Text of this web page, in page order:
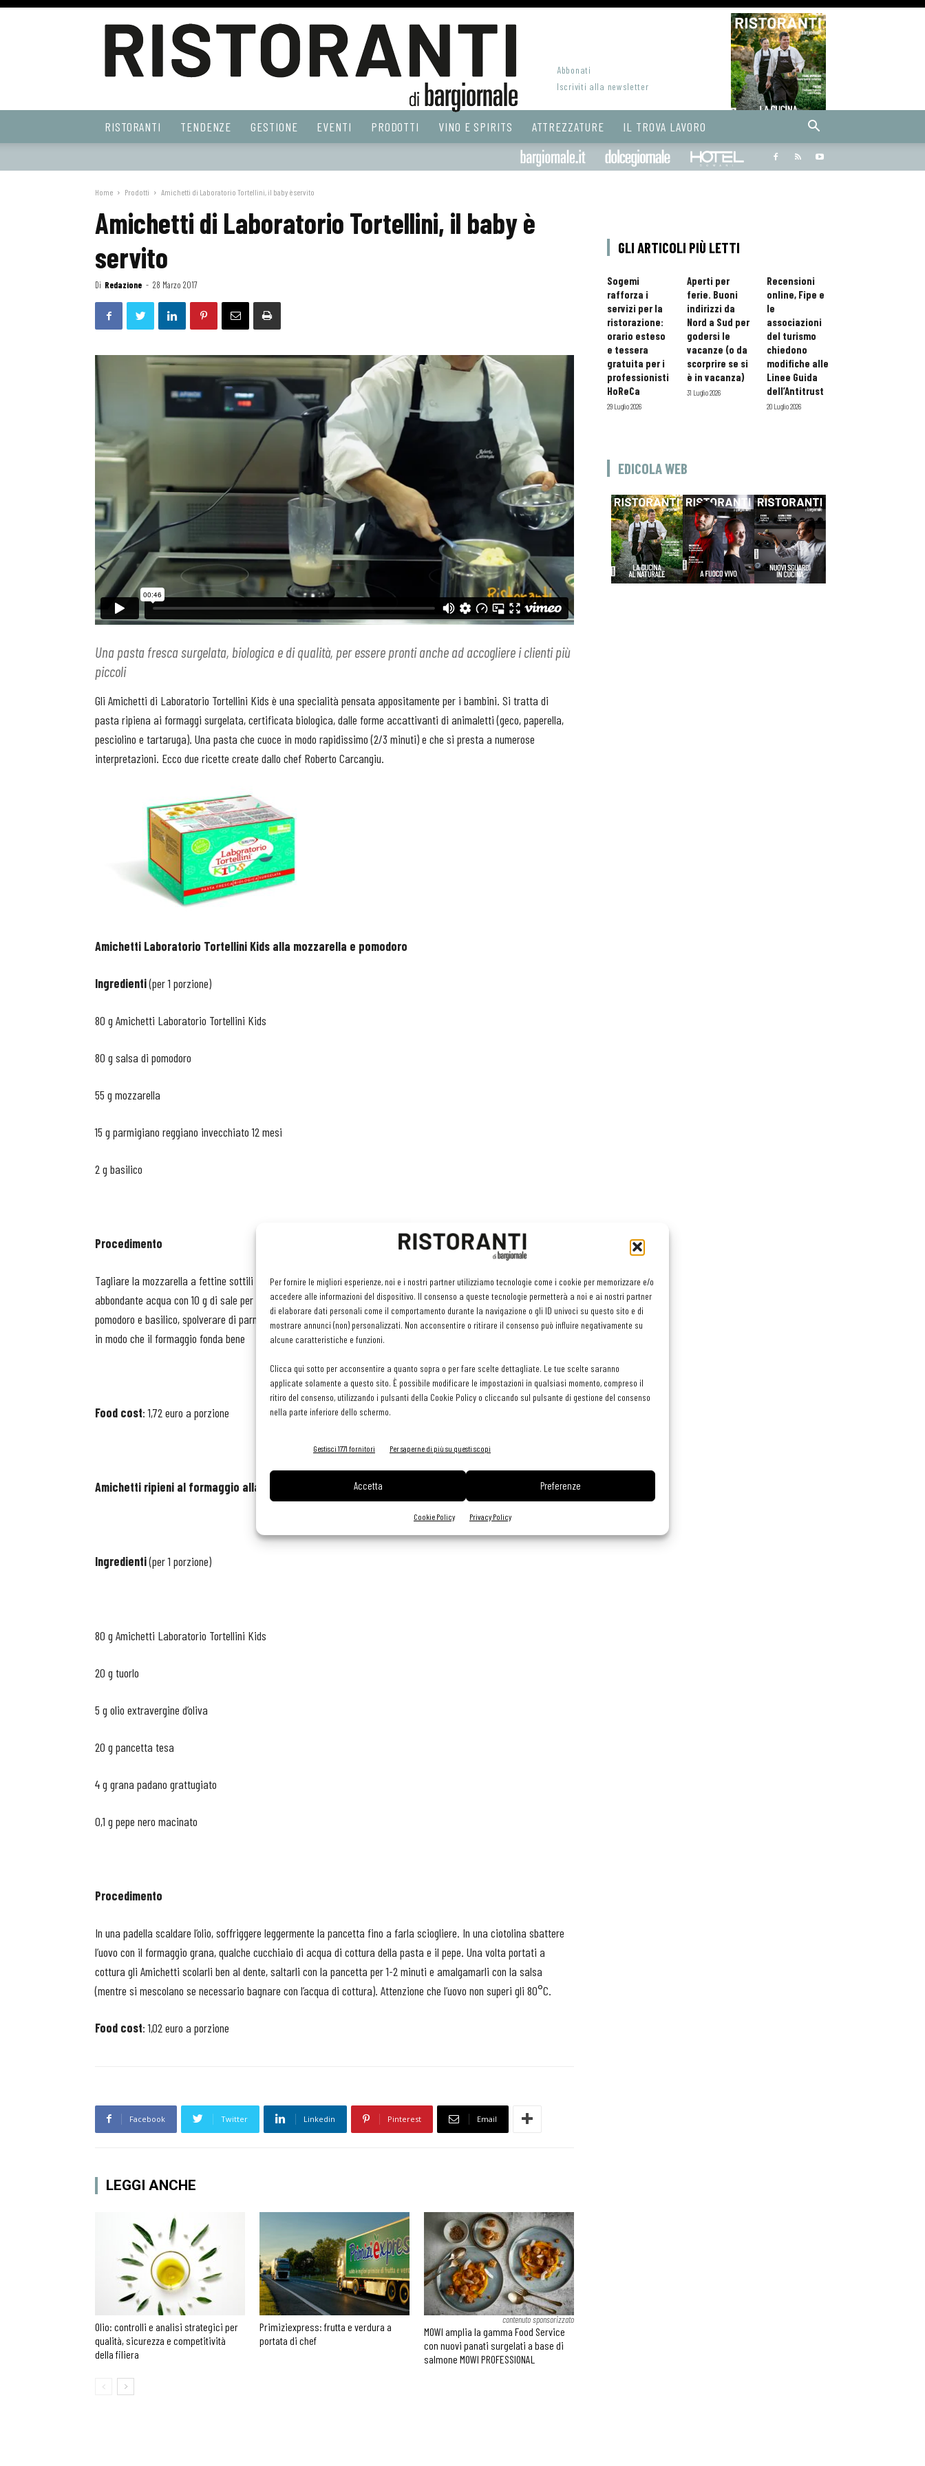
Per fornire le migliori esperienze, noi e i nostri partner utilizziamo tecnologie come i cookie per memorizzare e/o
accedere alle informazioni del dispositivo. Il consenso a queste tecnologie permetterà a noi e ai nostri partner
di elaborare dati personali come il comportamento durante la navigazione o gli ID univoci su questo sito e di
mostrare annunci (non) personalizzati. Non acconsentire o ritirare il consenso può influire negativamente su
alcune caratteristiche e funzioni.
Clicca qui sotto per acconsentire a quanto sopra o per fare scelte dettagliate. Le tue scelte saranno
applicate solamente a questo sito. È possibile modificare le impostazioni in qualsiasi momento, compreso il
ritiro del consenso, utilizzando i pulsanti della Cookie Policy o cliccando sul pulsante di gestione del consenso
nella parte inferiore dello schermo.
Gestisci 1771 fornitori Per saperne di più su questi scopi
Accetta Preferenze
Cookie Policy Privacy Policy
Web
Abbonati
Iscriviti alla newsletter
RISTORANTI TENDENZE GESTIONE EVENTI PRODOTTI VINO E SPIRITS ATTREZZATURE IL TROVA LAVORO
Bargiornale dolcegiornale
Home Prodotti Amichetti di Laboratorio Tortellini, il baby è servito
Amichetti di Laboratorio Tortellini, il baby è
servito
Di Redazione - 28 Marzo 2017
Una pasta fresca surgelata, biologica e di qualità, per essere pronti anche ad accogliere i clienti più
piccoli
Gli Amichetti di Laboratorio Tortellini Kids è una specialità pensata appositamente per i bambini. Si tratta di
pasta ripiena ai formaggi surgelata, certificata biologica, dalle forme accattivanti di animaletti (geco, paperella,
pesciolino e tartaruga). Una pasta che cuoce in modo rapidissimo (2/3 minuti) e che si presta a numerose
interpretazioni. Ecco due ricette create dallo chef Roberto Carcangiu.
Amichetti Laboratorio Tortellini Kids alla mozzarella e pomodoro
Ingredienti(per 1 porzione)
80 g Amichetti Laboratorio Tortellini Kids
80 g salsa di pomodoro
55 g mozzarella
15 g parmigiano reggiano invecchiato 12 mesi
2 g basilico
Procedimento
Tagliare la mozzarella a fettine sottili o a cubetti. Preparare la salsa al pomodoro. Cuocere gli Amichetti in
abbondante acqua con 10 g di sale per litro. Non appena la pasta è cotta scolare. Condire la pasta con la salsa al
pomodoro e basilico, spolverare di parmigiano e mozzarella. Passare alla salamandra (o in forno) qualche minuto,
in modo che il formaggio fonda bene
Food cost: 1,72 euro a porzione
Amichetti ripieni al formaggio alla carbonara
Ingredienti(per 1 porzione)
80 g Amichetti Laboratorio Tortellini Kids
20 g tuorlo
5 g olio extravergine d’oliva
20 g pancetta tesa
4 g grana padano grattugiato
0,1 g pepe nero macinato
Procedimento
In una padella scaldare l’olio, soffriggere leggermente la pancetta fino a farla sciogliere. In una ciotolina sbattere
l’uovo con il formaggio grana, qualche cucchiaio di acqua di cottura della pasta e il pepe. Una volta portati a
cottura gli Amichetti scolarli ben al dente, saltarli con la pancetta per 1-2 minuti e amalgamarli con la salsa
(mentre si mescolano se necessario bagnare con l’acqua di cottura). Attenzione che l’uovo non superi gli 80°C.
Food cost: 1,02 euro a porzione
Facebook Twitter Linkedin Pinterest Email
LEGGI ANCHE
Olio: controlli e analisi strategici per
qualità, sicurezza e competitività
della filiera
Primiziexpress: frutta e verdura a
portata di chef
contenuto sponsorizzato
MOWI amplia la gamma Food Service
con nuovi panati surgelati a base di
salmone MOWI PROFESSIONAL
GLI ARTICOLI PIÙ LETTI
Sogemi
rafforza i
servizi per la
ristorazione:
orario esteso
e tessera
gratuita per i
professionisti
HoReCa
29 Luglio 2026
Aperti per
ferie. Buoni
indirizzi da
Nord a Sud per
godersi le
vacanze (o da
scorprire se si
è in vacanza)
31 Luglio 2026
Recensioni
online, Fipe e
le
associazioni
del turismo
chiedono
modifiche alle
Linee Guida
dell’Antitrust
20 Luglio 2026
EDICOLA WEB